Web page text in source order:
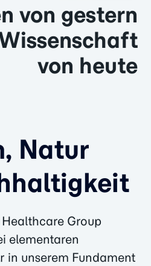
von gestern
von heute
Natur
Group
elementaren
in unserem Fundament